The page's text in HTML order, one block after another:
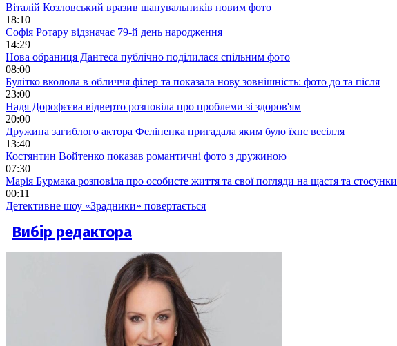
Віталій Козловський вразив шанувальників новим фото
18:10
Софія Ротару відзначає 79-й день народження
14:29
Нова обраниця Дантеса публічно поділилася спільним фото
08:00
Булітко вколола в обличчя філер та показала нову зовнішність: фото до та після
23:00
Надя Дорофєєва відверто розповіла про проблеми зі здоров'ям
20:00
Дружина загиблого актора Феліпенка пригадала яким було їхнє весілля
13:40
Костянтин Войтенко показав романтичні фото з дружиною
07:30
Марія Бурмака розповіла про особисте життя та свої погляди на щастя та стосунки
00:11
Детективне шоу «Зрадники» повертається
Вибір редактора